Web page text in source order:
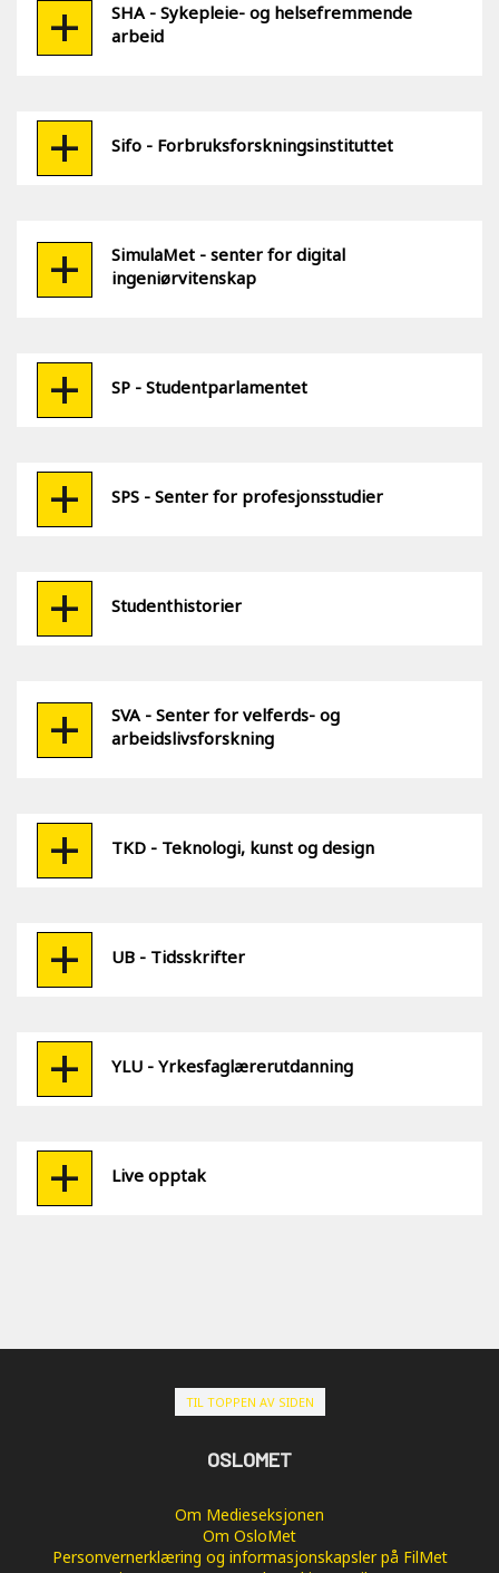
SHA - Sykepleie- og helsefremmende
arbeid
Sifo - Forbruksforskningsinstituttet
SimulaMet - senter for digital
ingeniørvitenskap
SP - Studentparlamentet
SPS - Senter for profesjonsstudier
Studenthistorier
SVA - Senter for velferds- og
arbeidslivsforskning
TKD - Teknologi, kunst og design
UB - Tidsskrifter
YLU - Yrkesfaglærerutdanning
Live opptak
TIL TOPPEN AV SIDEN
OSLOMET
Om Medieseksjonen
Om OsloMet
Personvernerklæring og informasjonskapsler på FilMet